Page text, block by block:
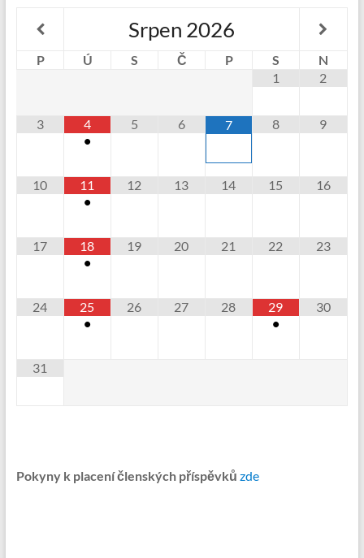
Srpen 2026
P Ú S Č P S
N
1
2
3
4
•
5 6 7 8 9
10
11
•
12 13 14 15 16
17
18
•
19 20 21 22 23
24
25
•
26 27 28
29
•
30
31
Pokyny k placení členských příspěvků zde